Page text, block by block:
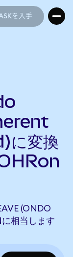
を入手
に変換
(ONDO
相当します